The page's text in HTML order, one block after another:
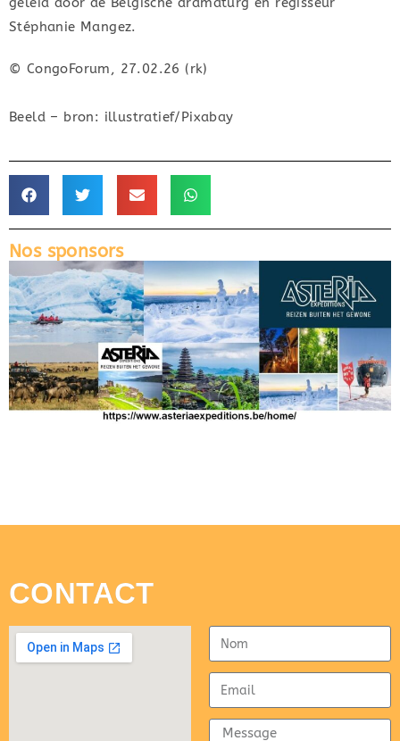
Stéphanie Mangez.
© CongoForum, 27.02.26 (rk)
Beeld – bron: illustratief/Pixabay
Nos sponsors
CONTACT